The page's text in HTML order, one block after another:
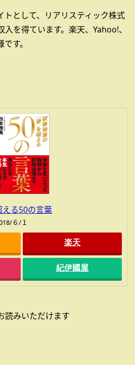
として、リアリスティック株式
を得ています。楽天、Yahoo!、
す。
る50の言葉
６/１
楽天
紀伊國屋
読みいただけます